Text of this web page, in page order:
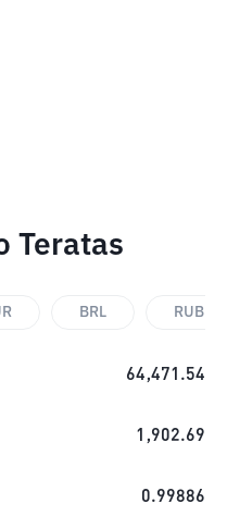
Teratas
BRL RUB
64,471.54
1,902.69
0.99886